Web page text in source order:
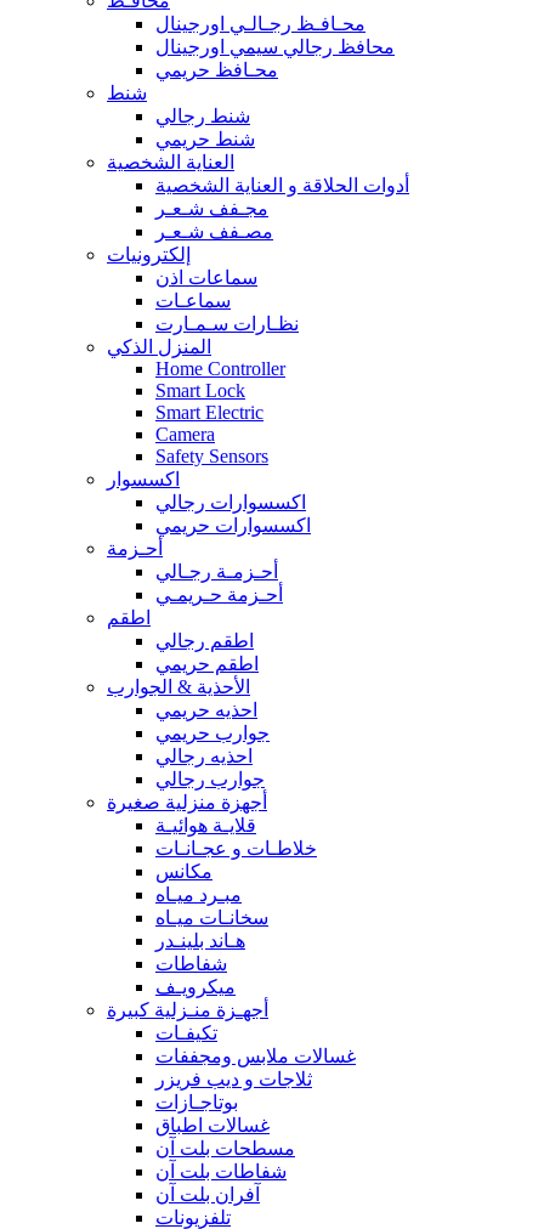
محـافـظ رجـالـي اورجينال
محافظ رجالي سيمي اورجينال
محـافظ حريمي
شنط
شنط رجالي
شنط حريمي
العناية الشخصية
أدوات الحلاقة و العناية الشخصية
مجـفف شـعـر
مصـفف شـعـر
إلكترونيات
سماعات اذن
سماعـات
نظـارات سـمـارت
المنزل الذكي
Home Controller
Smart Lock
Smart Electric
Camera
Safety Sensors
اكسسوار
اكسسوارات رجالي
اكسسوارات حريمي
أحـزمة
أحـزمـة رجـالي
أحـزمة حـريمـي
اطقم
اطقم رجالي
اطقم حريمي
الأحذية & الجوارب
احذيه حريمي
جوارب حريمي
احذيه رجالي
جوارب رجالي
أجهزة منزلية صغيرة
قلايـة هوائيـة
خلاطـات و عجـانـات
مكانس
مبـرد ميـاه
سخانـات ميـاه
هـاند بلينـدر
شفاطات
ميكرويـف
أجهـزة منـزلية كبيرة
تكيفـات
غسالات ملابس ومجففات
ثلاجات و ديب فريزر
بوتاجـازات
غسالات اطباق
مسطحات بلت آن
شفاطات بلت آن
آفران بلت آن
تلفزيونات